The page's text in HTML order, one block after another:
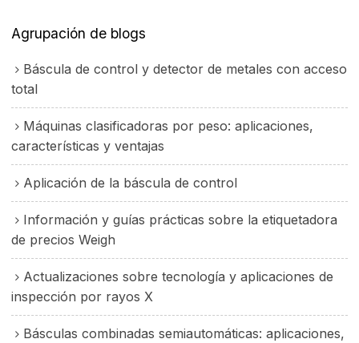
Agrupación de blogs
Báscula de control y detector de metales con acceso
total
Máquinas clasificadoras por peso: aplicaciones,
características y ventajas
Aplicación de la báscula de control
Información y guías prácticas sobre la etiquetadora
de precios Weigh
Actualizaciones sobre tecnología y aplicaciones de
inspección por rayos X
Básculas combinadas semiautomáticas: aplicaciones,